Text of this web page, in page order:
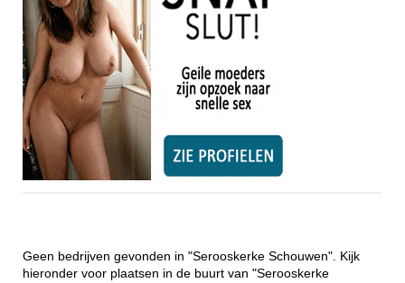
Geen bedrijven gevonden in "Serooskerke Schouwen". Kijk
hieronder voor plaatsen in de buurt van "Serooskerke